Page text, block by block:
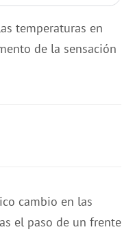
temperaturas en
de la sensación
cambio en las
el paso de un frente